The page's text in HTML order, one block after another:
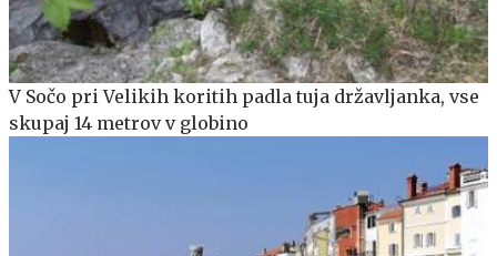
V Sočo pri Velikih koritih padla tuja državljanka, vse
skupaj 14 metrov v globino